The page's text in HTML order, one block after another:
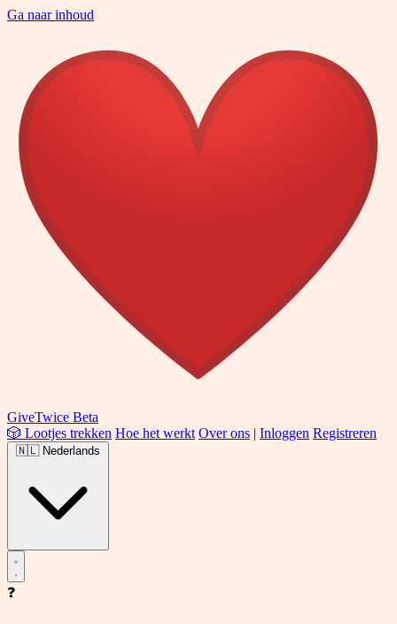
Ga naar inhoud
GiveTwice Beta
🎲 Lootjes trekken Hoe het werkt Over ons | Inloggen Registreren
🇳🇱 Nederlands
❓